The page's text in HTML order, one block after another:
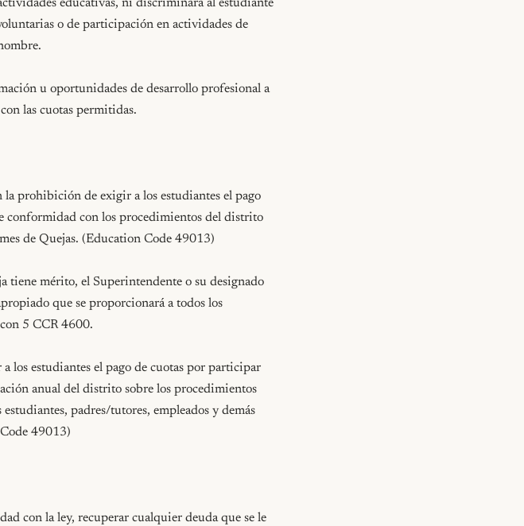
educativas, ni discriminará al estudiante
o de participación en actividades de
u oportunidades de desarrollo profesional a
las cuotas permitidas.
prohibición de exigir a los estudiantes el pago
conformidad con los procedimientos del distrito
de Quejas. (Education Code 49013)
tiene mérito, el Superintendente o su designado
que se proporcionará a todos los
5 CCR 4600.
los estudiantes el pago de cuotas por participar
anual del distrito sobre los procedimientos
padres/tutores, empleados y demás
49013)
con la ley, recuperar cualquier deuda que se le